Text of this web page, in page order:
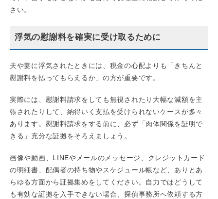
さい。
浮気の慰謝料を確実に受け取るために
夫や妻に浮気されたときには、税金の心配よりも「きちんと
慰謝料を払ってもらえるか」の方が重要です。
実際には、慰謝料請求をしても無視されたり大幅な減額を主
張されたりして、納得いく支払を受けられないケースが多々
あります。慰謝料請求をする前に、必ず「肉体関係を証明で
きる」充分な証拠をそろえましょう。
画像や動画、LINEやメールのメッセージ、クレジットカード
の明細書、配偶者の持ち物やスケジュール帳など、ありとあ
らゆる方面から証拠集めをしてください。自力ではどうして
も有効な証拠を入手できない場合、探偵事務所へ依頼する方